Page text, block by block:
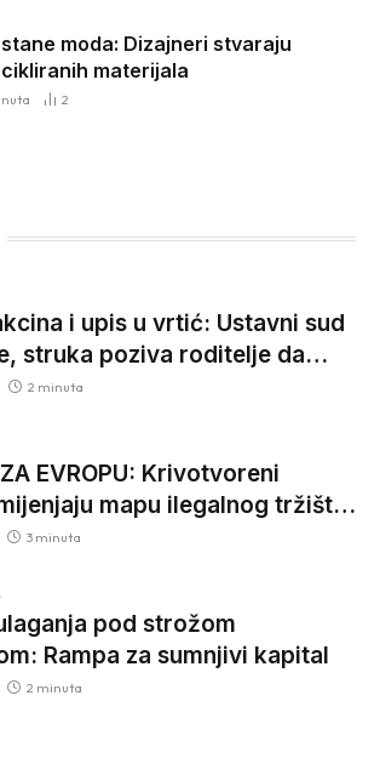
moda: Dizajneri stvaraju
materijala
2
i upis u vrtić: Ustavni sud
struka poziva roditelje da
2 minuta
EVROPU: Krivotvoreni
mapu ilegalnog tržišta,
na proizvodnju van EU
3 minuta
pod strožom
Rampa za sumnjivi kapital
2 minuta